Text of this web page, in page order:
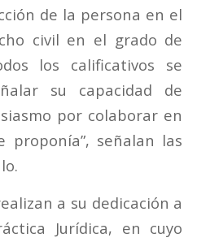
de la persona en el
civil en el grado de
los calificativos se
su capacidad de
por colaborar en
señalan las
a su dedicación a
Jurídica, en cuyo